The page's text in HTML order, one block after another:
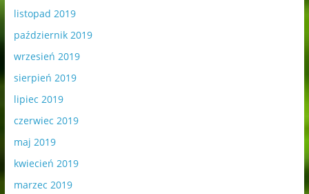
listopad 2019
październik 2019
wrzesień 2019
sierpień 2019
lipiec 2019
czerwiec 2019
maj 2019
kwiecień 2019
marzec 2019